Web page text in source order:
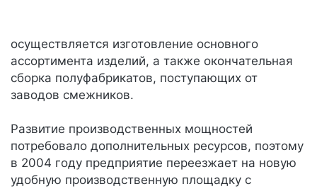
осуществляется изготовление основного
ассортимента изделий, а также окончательная
сборка полуфабрикатов, поступающих от
заводов смежников.
Развитие производственных мощностей
потребовало дополнительных ресурсов, поэтому
в 2004 году предприятие переезжает на новую
удобную производственную площадку с